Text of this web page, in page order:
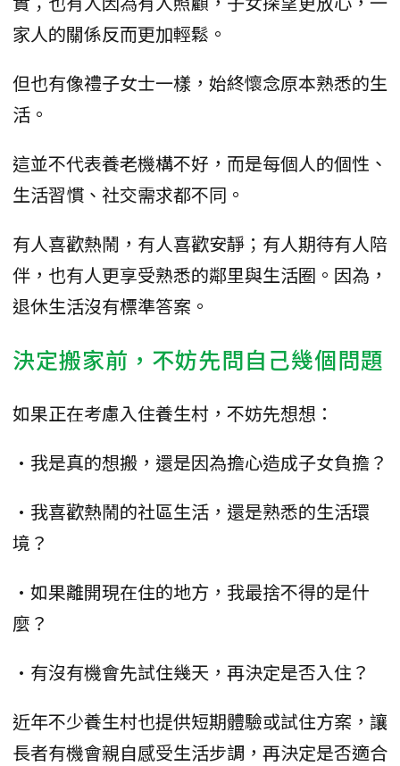
家人的關係反而更加輕鬆。
但也有像禮子女士一樣，始終懷念原本熟悉的生
活。
這並不代表養老機構不好，而是每個人的個性、
生活習慣、社交需求都不同。
有人喜歡熱鬧，有人喜歡安靜；有人期待有人陪
伴，也有人更享受熟悉的鄰里與生活圈。因為，
退休生活沒有標準答案。
決定搬家前，不妨先問自己幾個問題
如果正在考慮入住養生村，不妨先想想：
•我是真的想搬，還是因為擔心造成子女負擔？
•我喜歡熱鬧的社區生活，還是熟悉的生活環
境？
•如果離開現在住的地方，我最捨不得的是什
麼？
•有沒有機會先試住幾天，再決定是否入住？
近年不少養生村也提供短期體驗或試住方案，讓
長者有機會親自感受生活步調，再決定是否適合